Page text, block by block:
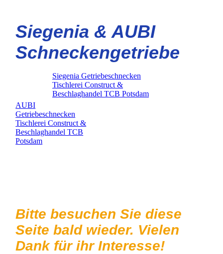
Siegenia & AUBI
Schneckengetriebe
Siegenia Getriebeschnecken
Tischlerei Construct &
Beschlaghandel TCB Potsdam
AUBI
Getriebeschnecken
Tischlerei Construct &
Beschlaghandel TCB
Potsdam
Bitte besuchen Sie diese
Seite bald wieder. Vielen
Dank für ihr Interesse!